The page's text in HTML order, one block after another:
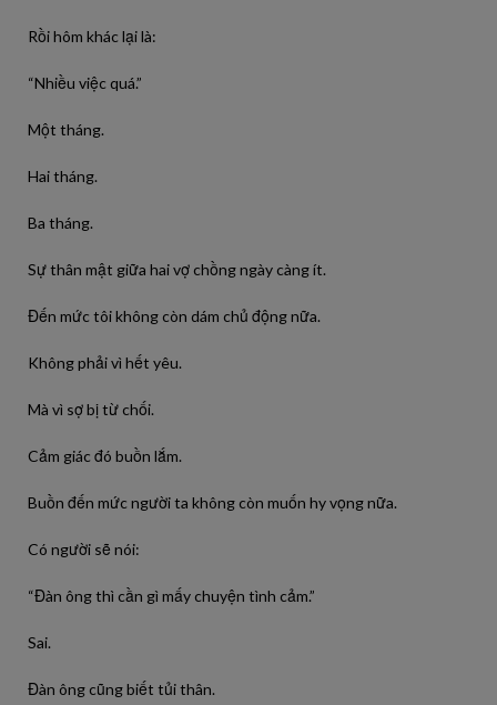
Rồi hôm khác lại là:
“Nhiều việc quá.”
Một tháng.
Hai tháng.
Ba tháng.
Sự thân mật giữa hai vợ chồng ngày càng ít.
Đến mức tôi không còn dám chủ động nữa.
Không phải vì hết yêu.
Mà vì sợ bị từ chối.
Cảm giác đó buồn lắm.
Buồn đến mức người ta không còn muốn hy vọng nữa.
Có người sẽ nói:
“Đàn ông thì cần gì mấy chuyện tình cảm.”
Sai.
Đàn ông cũng biết tủi thân.